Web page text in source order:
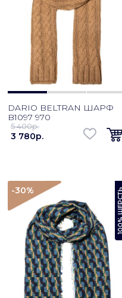
DARIO BELTRAN ШАРФ
B1097 970
5 400p.
3 780p.
-30% 100% ШЕРСТЬ